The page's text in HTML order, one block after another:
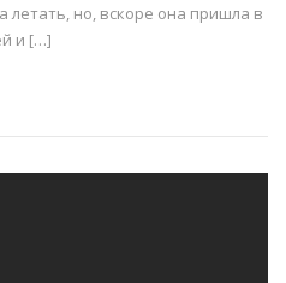
летать, но, вскоре она пришла в
и […]